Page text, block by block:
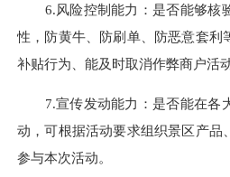
6.风险控制能力：是否能够核
性，防黄牛、防刷单、防恶意套利
补贴行为、能及时取消作弊商户活
7.宣传发动能力：是否能在各
动，可根据活动要求组织景区产品
参与本次活动。